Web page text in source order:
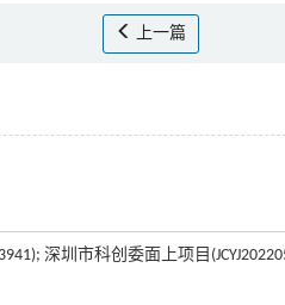
上一篇
深圳市科创委面上项目